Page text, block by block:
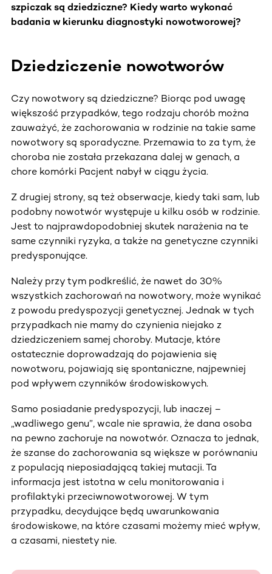
szpiczak są dziedziczne? Kiedy warto wykonać
badania w kierunku diagnostyki nowotworowej?
Dziedziczenie nowotworów
Czy nowotwory są dziedziczne? Biorąc pod uwagę
większość przypadków, tego rodzaju chorób można
zauważyć, że zachorowania w rodzinie na takie same
nowotwory są sporadyczne. Przemawia to za tym, że
choroba nie została przekazana dalej w genach, a
chore komórki Pacjent nabył w ciągu życia.
Z drugiej strony, są też obserwacje, kiedy taki sam, lub
podobny nowotwór występuje u kilku osób w rodzinie.
Jest to najprawdopodobniej skutek narażenia na te
same czynniki ryzyka, a także na genetyczne czynniki
predysponujące.
Należy przy tym podkreślić, że nawet do 30%
wszystkich zachorowań na nowotwory, może wynikać
z powodu predyspozycji genetycznej. Jednak w tych
przypadkach nie mamy do czynienia niejako z
dziedziczeniem samej choroby. Mutacje, które
ostatecznie doprowadzają do pojawienia się
nowotworu, pojawiają się spontaniczne, najpewniej
pod wpływem czynników środowiskowych.
Samo posiadanie predyspozycji, lub inaczej –
„wadliwego genu”, wcale nie sprawia, że dana osoba
na pewno zachoruje na nowotwór. Oznacza to jednak,
że szanse do zachorowania są większe w porównaniu
z populacją nieposiadającą takiej mutacji. Ta
informacja jest istotna w celu monitorowania i
profilaktyki przeciwnowotworowej. W tym
przypadku, decydujące będą uwarunkowania
środowiskowe, na które czasami możemy mieć wpływ,
a czasami, niestety nie.